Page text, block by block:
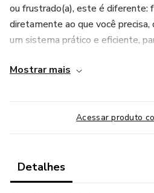
ou frustrado(a), este é diferente:
diretamente ao que você
um sistema prático e eficiente,
Acesso Vitalício ao curso
materiais incluídos. Você paga
Certificado Reconhecido
Mostrar mais
Acessar produto
Detalhes